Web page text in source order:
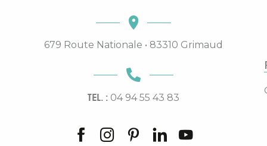
679 Route Nationale • 83310 Grimaud
TEL. : 04 94 55 43 83